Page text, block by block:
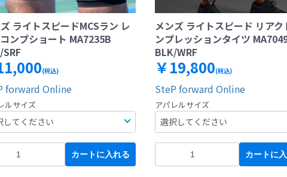
ライトスピードMCSラン レ
ンプショート MA7235B
(税込)
forward Online
ルサイズ
カートに入れる
メンズ ライトスピード リアク
ンプレッションタイツ
BLK/WRF
￥19,800(税込)
SteP forward Online
アパレルサイズ
カートに